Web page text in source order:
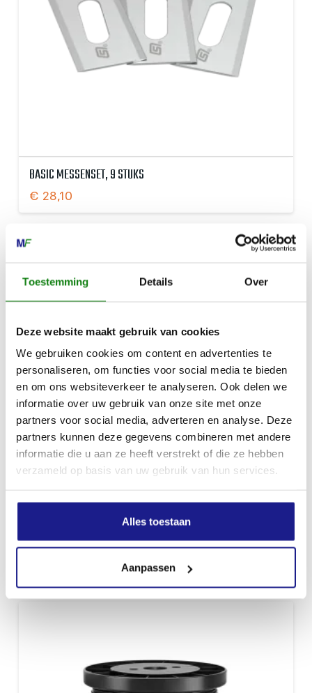
Toestemming Details Over
Deze website maakt gebruik van cookies
We gebruiken cookies om content en advertenties te
personaliseren, om functies voor social media te bieden
en om ons websiteverkeer te analyseren. Ook delen we
informatie over uw gebruik van onze site met onze
partners voor social media, adverteren en analyse. Deze
partners kunnen deze gegevens combineren met andere
informatie die u aan ze heeft verstrekt of die ze hebben
verzameld op basis van uw gebruik van hun services.
Alles toestaan
Aanpassen
BASIC MESSENSET, 9 STUKS
€ 28,10